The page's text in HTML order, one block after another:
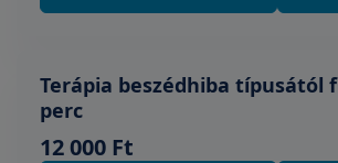
Terápia beszédhiba típusától
perc
12 000 Ft